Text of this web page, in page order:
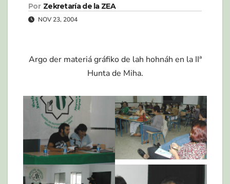
Por Zekretaría de la ZEA
NOV 23, 2004
Argo der materiá gráfiko de lah hohnáh en la IIª
Hunta de Miha.